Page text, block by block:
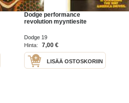
Dodge performance
revolution myyntiesite
Dodge 19
Hinta:
7,00 €
LISÄÄ OSTOSKORIIN